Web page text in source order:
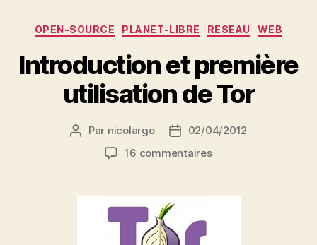
Catégories
OPEN-SOURCE PLANET-LIBRE RESEAU WEB
Introduction et première
utilisation de Tor
Auteur
l’article
Par nicolargo
Date02/04/2012
16 commentairessur
première